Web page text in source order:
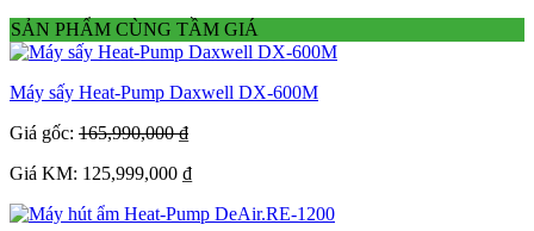
SẢN PHẨM CÙNG TẦM GIÁ
Máy sấy Heat-Pump Daxwell DX-600M
Giá gốc: 165,990,000 ₫
Giá KM: 125,999,000 ₫